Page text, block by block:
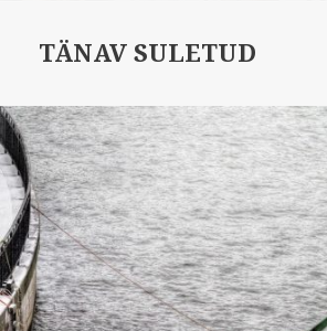
TÄNAV SULETUD